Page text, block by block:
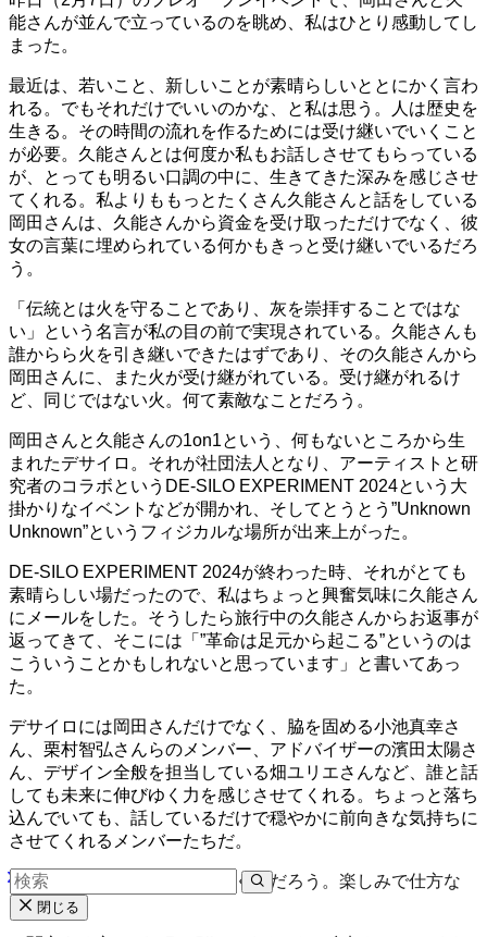
能さんが並んで立っているのを眺め、私はひとり感動してし
まった。
最近は、若いこと、新しいことが素晴らしいととにかく言わ
れる。でもそれだけでいいのかな、と私は思う。人は歴史を
生きる。その時間の流れを作るためには受け継いでいくこと
が必要。久能さんとは何度か私もお話しさせてもらっている
が、とっても明るい口調の中に、生きてきた深みを感じさせ
てくれる。私よりももっとたくさん久能さんと話をしている
岡田さんは、久能さんから資金を受け取っただけでなく、彼
女の言葉に埋められている何かもきっと受け継いでいるだろ
う。
「伝統とは火を守ることであり、灰を崇拝することではな
い」という名言が私の目の前で実現されている。久能さんも
誰からら火を引き継いできたはずであり、その久能さんから
岡田さんに、また火が受け継がれている。受け継がれるけ
ど、同じではない火。何て素敵なことだろう。
岡田さんと久能さんの1on1という、何もないところから生
まれたデサイロ。それが社団法人となり、アーティストと研
究者のコラボというDE-SILO EXPERIMENT 2024という大
掛かりなイベントなどが開かれ、そしてとうとう”Unknown
Unknown”というフィジカルな場所が出来上がった。
DE-SILO EXPERIMENT 2024が終わった時、それがとても
素晴らしい場だったので、私はちょっと興奮気味に久能さん
にメールをした。そうしたら旅行中の久能さんからお返事が
返ってきて、そこには「”革命は足元から起こる”というのは
こういうことかもしれないと思っています」と書いてあっ
た。
デサイロには岡田さんだけでなく、脇を固める小池真幸さ
ん、栗村智弘さんらのメンバー、アドバイザーの濱田太陽さ
ん、デザイン全般を担当している畑ユリエさんなど、誰と話
しても未来に伸びゆく力を感じさせてくれる。ちょっと落ち
込んでいても、話しているだけで穏やかに前向きな気持ちに
させてくれるメンバーたちだ。
デサイロはこれからどこに行くのだろう。楽しみで仕方な
い。閉じる